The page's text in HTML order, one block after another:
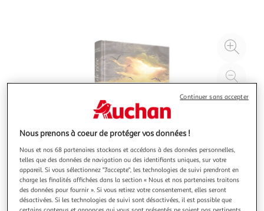
à
Nous prenons à coeur de protéger vos données !
Nous et nos 68 partenaires stockons et accédons à des données personnelles,
telles que des données de navigation ou des identifiants uniques, sur votre
appareil. Si vous sélectionnez "J'accepte", les technologies de suivi prendront en
charge les finalités affichées dans la section « Nous et nos partenaires traitons
des données pour fournir ». Si vous retirez votre consentement, elles seront
désactivées. Si les technologies de suivi sont désactivées, il est possible que
Continuer sans accepter